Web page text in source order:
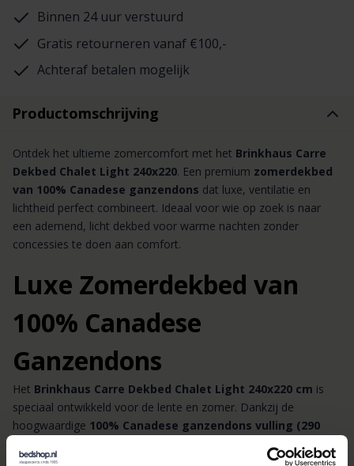
Binnen 24 uur verstuurd
Gratis retourneren vanaf €100,-
Achteraf betalen mogelijk
Productomschrijving
Ontdek het ultieme zomercomfort met het Brinkhaus Carre
Dekbed Chalet Light 240x220. Een premium zomerdekbed
van 100% Canadese ganzendons dat luxe, ventilatie en
lichtheid perfect combineert. Ideaal voor wie op zoek is naar
een ademend, licht dekbed voor warme nachten zonder
concessies te doen aan comfort.
Luxe Zomerdekbed van
100% Canadese
Ganzendons
Het Brinkhaus Carre Dekbed Chalet Light 240x220 cm is
speciaal ontwikkeld voor de lente en zomer. Dankzij de
hoogwaardige 100% Canadese ganzendons vulling (290